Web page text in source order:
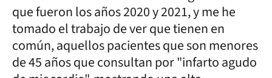
que fueron los años 2020 y 2021, y me he
tomado el trabajo de ver que tienen en
común, aquellos pacientes que son menores
de 45 años que consultan por "infarto agudo